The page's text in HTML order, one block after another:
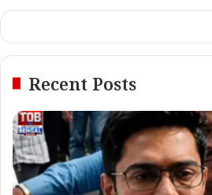
Recent Posts